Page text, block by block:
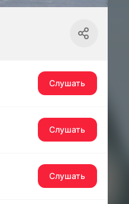
Слушать
Слушать
Слушать